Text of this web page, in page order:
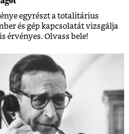
egyrészt a totalitárius
és gép kapcsolatát vizsgálja
érvényes. Olvass bele!